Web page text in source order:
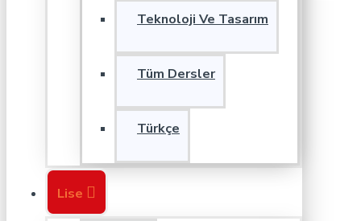
Teknoloji Ve Tasarım
Tüm Dersler
Türkçe
Lise